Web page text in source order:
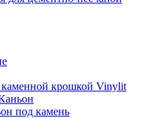
каменной крошкой Vinylit
под камень